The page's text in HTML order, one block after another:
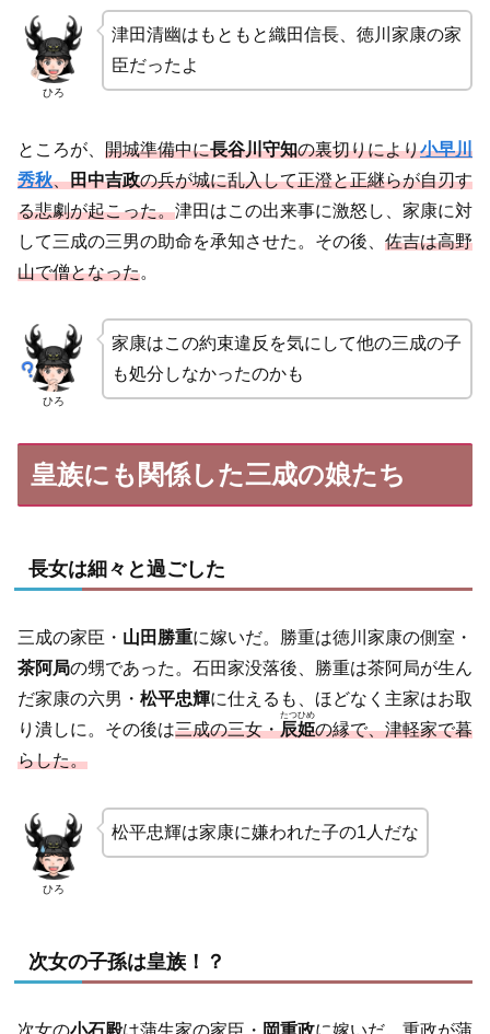
ひろ
津田清幽はもともと織田信長、徳川家康の家
臣だったよ
ところが、 開城準備中に長谷川守知の裏切りにより小早川
秀秋、田中吉政の兵が城に乱入して正澄と正継らが自刃す
る悲劇が起こった。津田はこの出来事に激怒し、家康に対
して三成の三男の助命を承知させた。その後、 佐吉は高野
山で僧となった。
ひろ
家康はこの約束違反を気にして他の三成の子
も処分しなかったのかも
皇族にも関係した三成の娘たち
長女は細々と過ごした
三成の家臣・ 山田勝重に嫁いだ。勝重は徳川家康の側室・
茶阿局の甥であった。石田家没落後、勝重は茶阿局が生ん
だ家康の六男・ 松平忠輝に仕えるも、ほどなく主家はお取
り潰しに。その後は三成の三女・辰姫
たつひめ
の縁で、津軽家で暮
らした。
ひろ
松平忠輝は家康に嫌われた子の1人だな
次女の子孫は皇族！？